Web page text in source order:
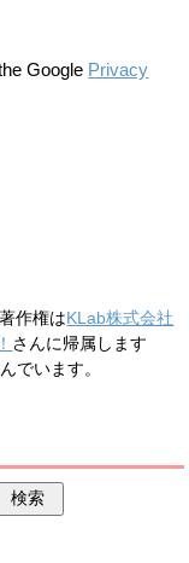
Google Privacy
作権はKLab株式会社
さんに帰属します
でいます。